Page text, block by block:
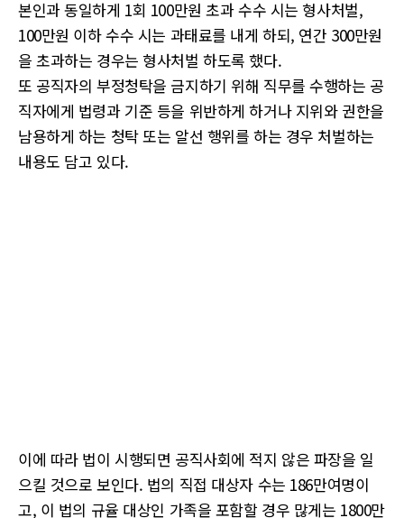
본인과 동일하게 1회 100만원 초과 수수 시는 형사처벌,
100만원 이하 수수 시는 과태료를 내게 하되, 연간 300만원
을 초과하는 경우는 형사처벌 하도록 했다.
또 공직자의 부정청탁을 금지하기 위해 직무를 수행하는 공
직자에게 법령과 기준 등을 위반하게 하거나 지위와 권한을
남용하게 하는 청탁 또는 알선 행위를 하는 경우 처벌하는
내용도 담고 있다.
이에 따라 법이 시행되면 공직사회에 적지 않은 파장을 일
으킬 것으로 보인다. 법의 직접 대상자 수는 186만여명이
고, 이 법의 규율 대상인 가족을 포함할 경우 많게는 1800만